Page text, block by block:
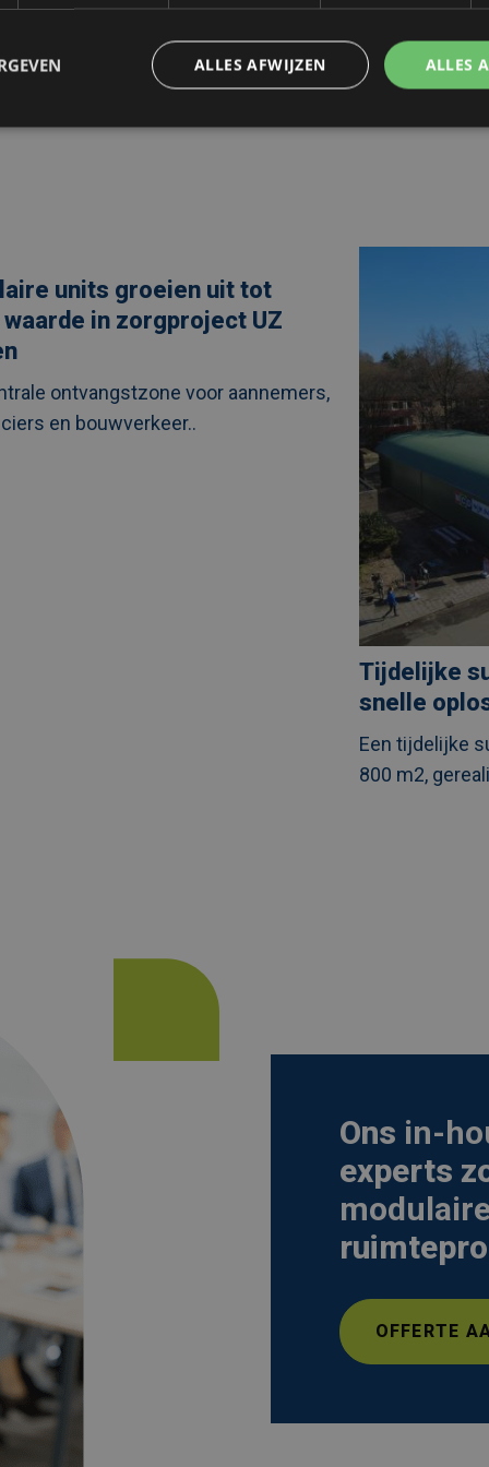
units groeien uit tot
in zorgproject UZ
ontvangstzone voor aannemers,
en bouwverkeer..
Tijdelijke
snelle
Een tijdelijke
800 m2,
snelle
oplossing
tijdens
renovatie
Ons in-
experts
OFFERTE
ALLES
ALLES AFWIJZEN